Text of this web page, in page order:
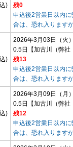
)
残0
申込後2営業日以内
合は、恐れ入ります
)
2026年3月03日（火
0.5日
【加古川（弊
残13
申込後2営業日以内
合は、恐れ入ります
)
2026年3月09日（月
0.5日
【加古川（弊
残12
申込後2営業日以内
合は、恐れ入ります